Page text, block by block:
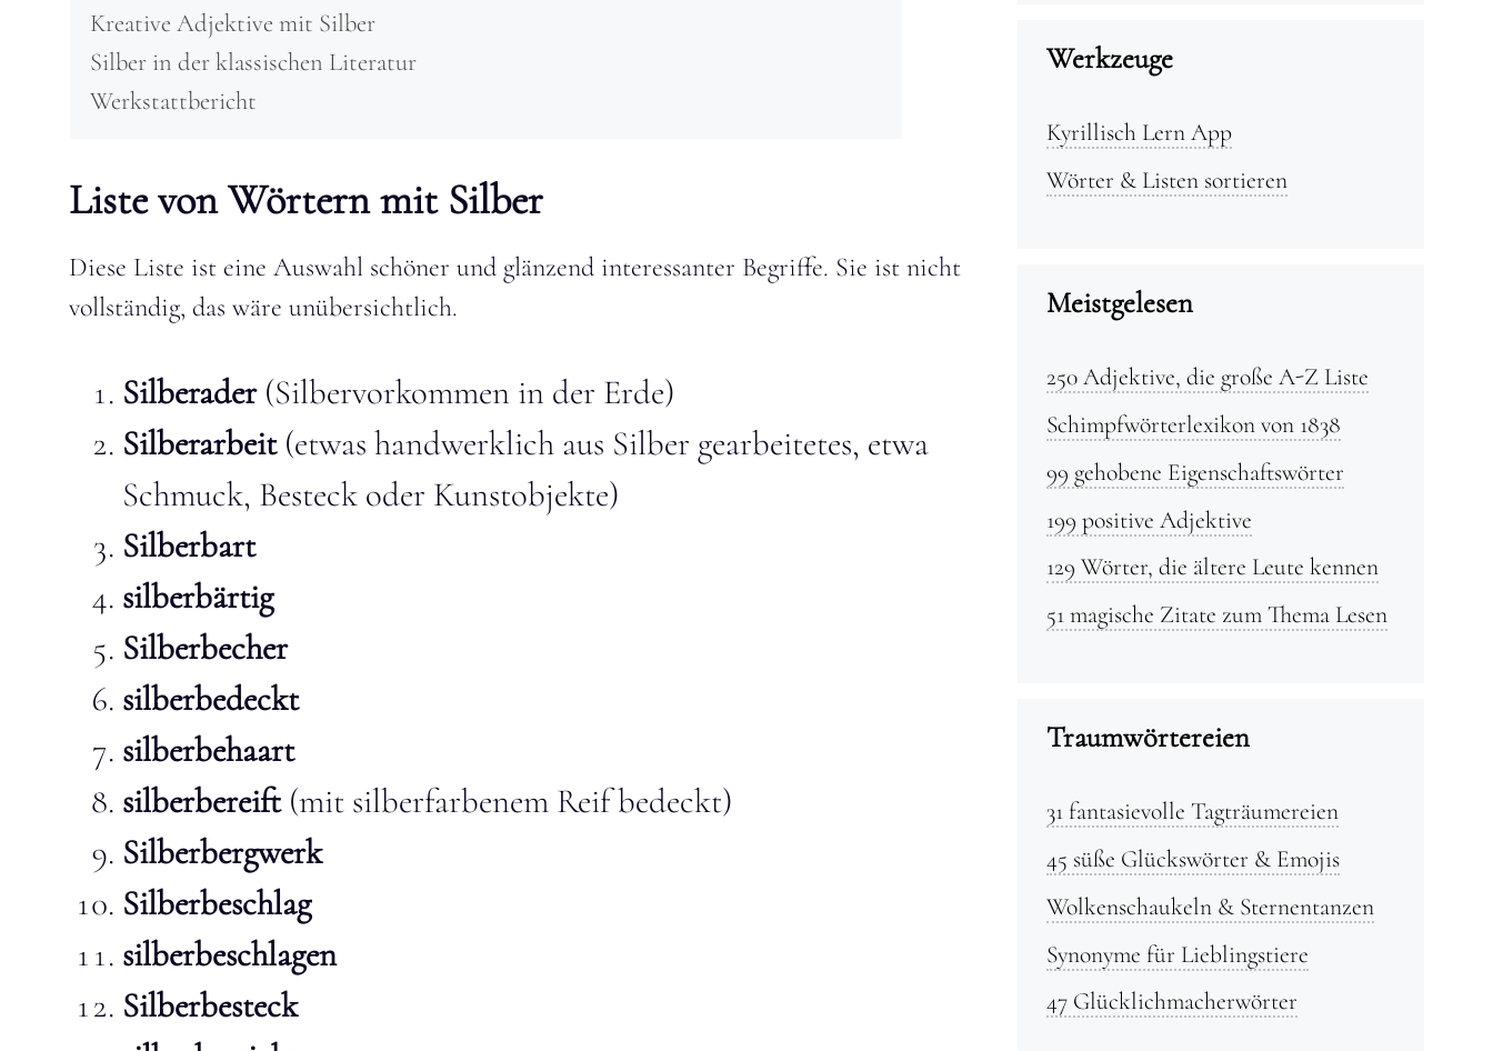
Kreative Adjektive mit Silber
Silber in der klassischen Literatur
Werkstattbericht
Liste von Wörtern mit Silber
Diese Liste ist eine Auswahl schöner und glänzend interessanter Begriffe. Sie ist nicht
vollständig, das wäre unübersichtlich.
Silberader(Silbervorkommen in der Erde)
Silberarbeit(etwas handwerklich aus Silber gearbeitetes, etwa
Schmuck, Besteck oder Kunstobjekte)
Silberbart
silberbärtig
Silberbecher
silberbedeckt
silberbehaart
silberbereift(mit silberfarbenem Reif bedeckt)
Silberbergwerk
Silberbeschlag
silberbeschlagen
Silberbesteck
Werkzeuge
Kyrillisch Lern App
Wörter & Listen sortieren
Meistgelesen
250 Adjektive, die große A-Z Liste
Schimpfwörterlexikon von 1838
99 gehobene Eigenschaftswörter
199 positive Adjektive
129 Wörter, die ältere Leute kennen
51 magische Zitate zum Thema Lesen
Traumwörtereien
31 fantasievolle Tagträumereien
45 süße Glückswörter & Emojis
Wolkenschaukeln & Sternentanzen
Synonyme für Lieblingstiere
47 Glücklichmacherwörter